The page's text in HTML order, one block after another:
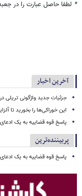
* لطفا حاصل عبارت را در
آخرین اخبار
جزئیات جدید واژگونی تریلی
این خوراکی‌ها را بخورید تا
پاسخ قوه قضاییه به یک
پربیننده‌ترین
پاسخ قوه قضاییه به یک